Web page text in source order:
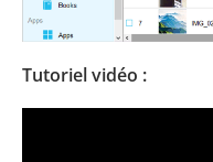
Tutoriel vidéo :